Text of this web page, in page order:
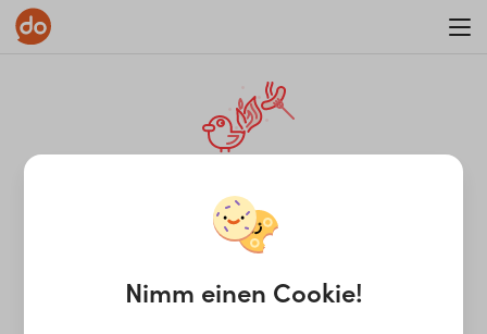
¡Ay, caramba! Seite nicht
gefunden.
Nimm einen Cookie!